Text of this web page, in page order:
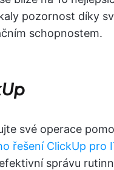
pozornost díky
schopnostem.
své operace
řešení ClickUp pro
správu